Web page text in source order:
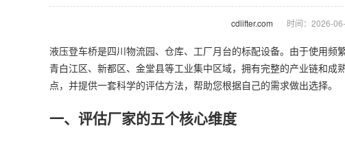
cdlifter.com 时间：2026-
液压登车桥是四川物流园、仓库、工厂月台的标配设备。由于使用
青白江区、新都区、金堂县等工业集中区域，拥有完整的产业链和成
点，并提供一套科学的评估方法，帮助您根据自己的需求做出选择。
一、评估厂家的五个核心维度